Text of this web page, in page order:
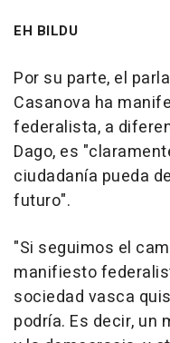
EH BILDU
Por su parte, el
Casanova ha
federalista, a
Dago, es
ciudadanía pueda
futuro".
"Si seguimos el
manifiesto
sociedad vasca
podría. Es decir, un